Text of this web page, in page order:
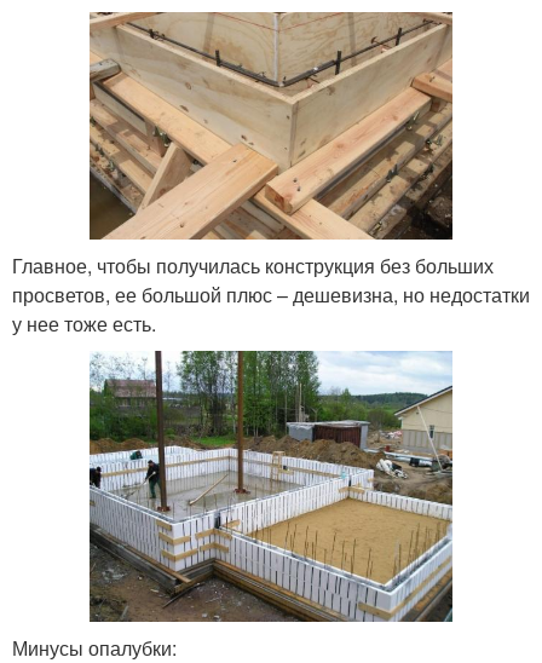
Главное, чтобы получилась конструкция без больших
просветов, ее большой плюс – дешевизна, но недостатки
у нее тоже есть.
Минусы опалубки: